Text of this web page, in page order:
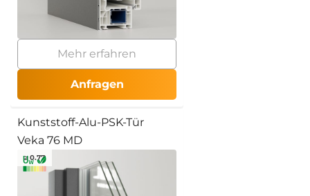
Mehr erfahren
Anfragen
Kunststoff-Alu-PSK-Tür
Veka 76 MD
≥ 0.77